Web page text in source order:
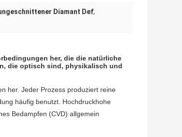
Diamant Def,
her, die die natürliche
die optisch sind, physikalisch und
her. Jeder Prozess produziert reine
häufig benutzt. Hochdruckhohe
Bedampfen (CVD) allgemein